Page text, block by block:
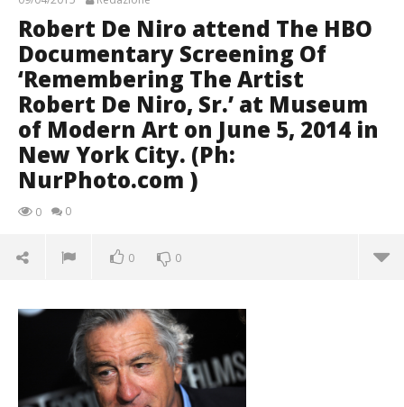
Robert De Niro attend The HBO
Documentary Screening Of
‘Remembering The Artist
Robert De Niro, Sr.’ at Museum
of Modern Art on June 5, 2014 in
New York City. (Ph:
NurPhoto.com )
0 0
0 0
Screening Of ‘Remembering The Artist Robert De
Niro, Sr.’ at Museum of Modern Art on June 5, 2014 in
New York City. (Ph: NurPhoto.com )
09/04/2015
Redazione